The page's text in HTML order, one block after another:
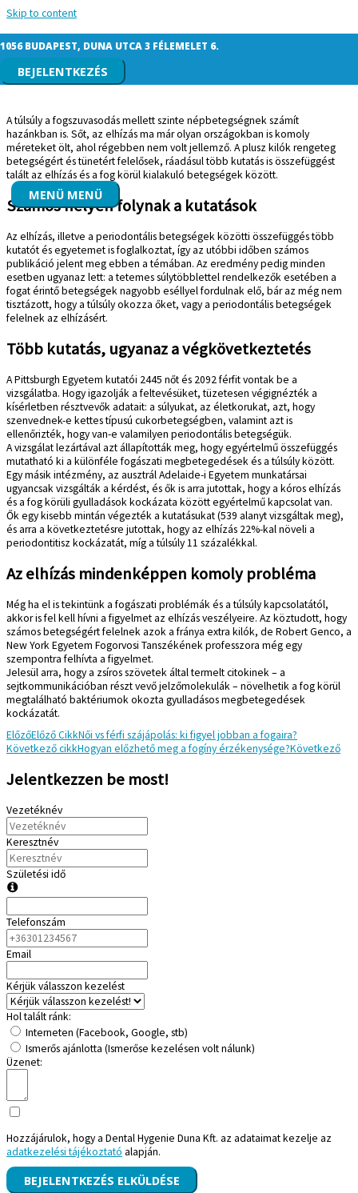
Skip to content
1056 BUDAPEST, DUNA UTCA 3 FÉLEMELET 6.
BEJELENTKEZÉS
MENÜ MENÜ
Kapcsolat lehet a túlsúly és periodontális
betegségek között
A túlsúly a fogszuvasodás mellett szinte népbetegségnek számít
hazánkban is. Sőt, az elhízás ma már olyan országokban is komoly
méreteket ölt, ahol régebben nem volt jellemző. A plusz kilók rengeteg
betegségért és tünetért felelősek, ráadásul több kutatás is összefüggést
talált az elhízás és a fog körül kialakuló betegségek között.
Számos helyen folynak a kutatások
Az elhízás, illetve a periodontális betegségek közötti összefüggés több
kutatót és egyetemet is foglalkoztat, így az utóbbi időben számos
publikáció jelent meg ebben a témában. Az eredmény pedig minden
esetben ugyanaz lett: a tetemes súlytöbblettel rendelkezők esetében a
fogat érintő betegségek nagyobb eséllyel fordulnak elő, bár az még nem
tisztázott, hogy a túlsúly okozza őket, vagy a periodontális betegségek
felelnek az elhízásért.
Több kutatás, ugyanaz a végkövetkeztetés
A Pittsburgh Egyetem kutatói 2445 nőt és 2092 férfit vontak be a
vizsgálatba. Hogy igazolják a feltevésüket, tüzetesen végignézték a
kísérletben résztvevők adatait: a súlyukat, az életkorukat, azt, hogy
szenvednek-e kettes típusú cukorbetegségben, valamint azt is
ellenőrizték, hogy van-e valamilyen periodontális betegségük.
A vizsgálat lezártával azt állapították meg, hogy egyértelmű összefüggés
mutatható ki a különféle fogászati megbetegedések és a túlsúly között.
Egy másik intézmény, az ausztrál Adelaide-i Egyetem munkatársai
ugyancsak vizsgálták a kérdést, és ők is arra jutottak, hogy a kóros elhízás
és a fog körüli gyulladások kockázata között egyértelmű kapcsolat van.
Ők egy kisebb mintán végezték a kutatásukat (539 alanyt vizsgáltak meg),
és arra a következtetésre jutottak, hogy az elhízás 22%-kal növeli a
periodontitisz kockázatát, míg a túlsúly 11 százalékkal.
Az elhízás mindenképpen komoly probléma
Még ha el is tekintünk a fogászati problémák és a túlsúly kapcsolatától,
akkor is fel kell hívni a figyelmet az elhízás veszélyeire. Az köztudott, hogy
számos betegségért felelnek azok a fránya extra kilók, de Robert Genco, a
New York Egyetem Fogorvosi Tanszékének professzora még egy
szempontra felhívta a figyelmet.
Jelesül arra, hogy a zsíros szövetek által termelt citokinek – a
sejtkommunikációban részt vevő jelzőmolekulák – növelhetik a fog körül
megtalálható baktériumok okozta gyulladásos megbetegedések
kockázatát.
ElőzőElőző CikkNői vs férfi szájápolás: ki figyel jobban a fogaira?
Következő cikkHogyan előzhető meg a fogíny érzékenysége?Következő
Jelentkezzen be most!
Vezetéknév
Keresztnév
Születési idő
Telefonszám
Email
Kérjük válasszon kezelést
Hol talált ránk:
Interneten (Facebook, Google, stb)
Ismerős ajánlotta (Ismerőse kezelésen volt nálunk)
Üzenet:
Hozzájárulok, hogy a Dental Hygenie Duna Kft. az adataimat kezelje az
adatkezelési tájékoztató alapján.
BEJELENTKEZÉS ELKÜLDÉSE